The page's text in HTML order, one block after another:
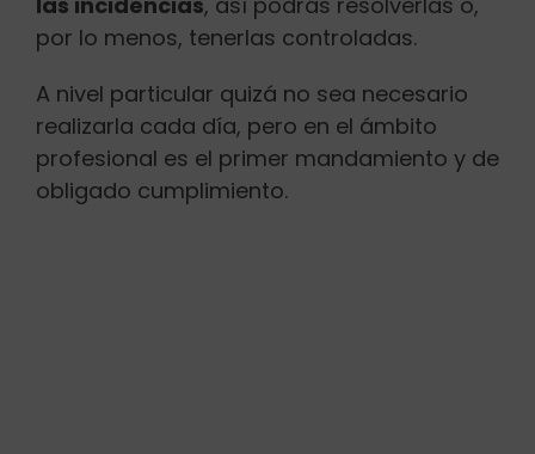
por lo menos, tenerlas controladas.
A nivel particular quizá no sea necesario
realizarla cada día, pero en el ámbito
profesional es el primer mandamiento y de
obligado cumplimiento.